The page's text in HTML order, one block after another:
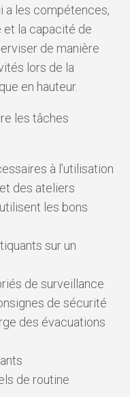
a les compétences,
et la capacité de
de manière
lors de la
en hauteur.
les tâches
à l’utilisation
des ateliers
les bons
sur un
de surveillance
de sécurité
des évacuations
de routine